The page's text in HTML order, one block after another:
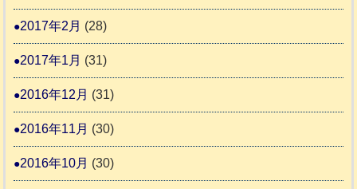
2017年2月 (28)
2017年1月 (31)
2016年12月 (31)
2016年11月 (30)
2016年10月 (30)